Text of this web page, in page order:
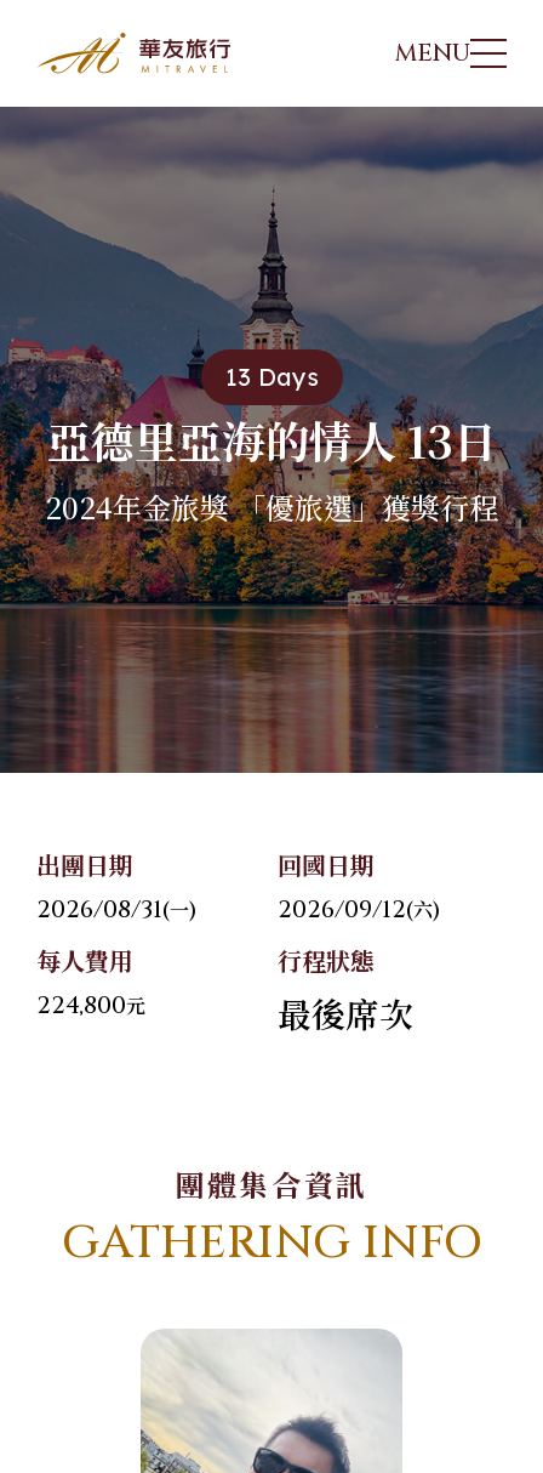
MENU
01華友行程
出團日期
04優惠方案
05旅遊專欄
06關於華友
07旅遊地圖
08聯絡我們
13 Days
亞德里亞海的情人 13日
2024年金旅獎 「優旅選」獲獎行程
出團日期
2026/08/31(一)
回國日期
2026/09/12(六)
每人費用
224,800元
行程狀態
最後席次
團體集合資訊
GATHERING INFO
每日行程